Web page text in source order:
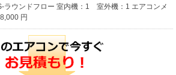
ウンドフロー 室内機：1 室外機：1 エアコンメ
円